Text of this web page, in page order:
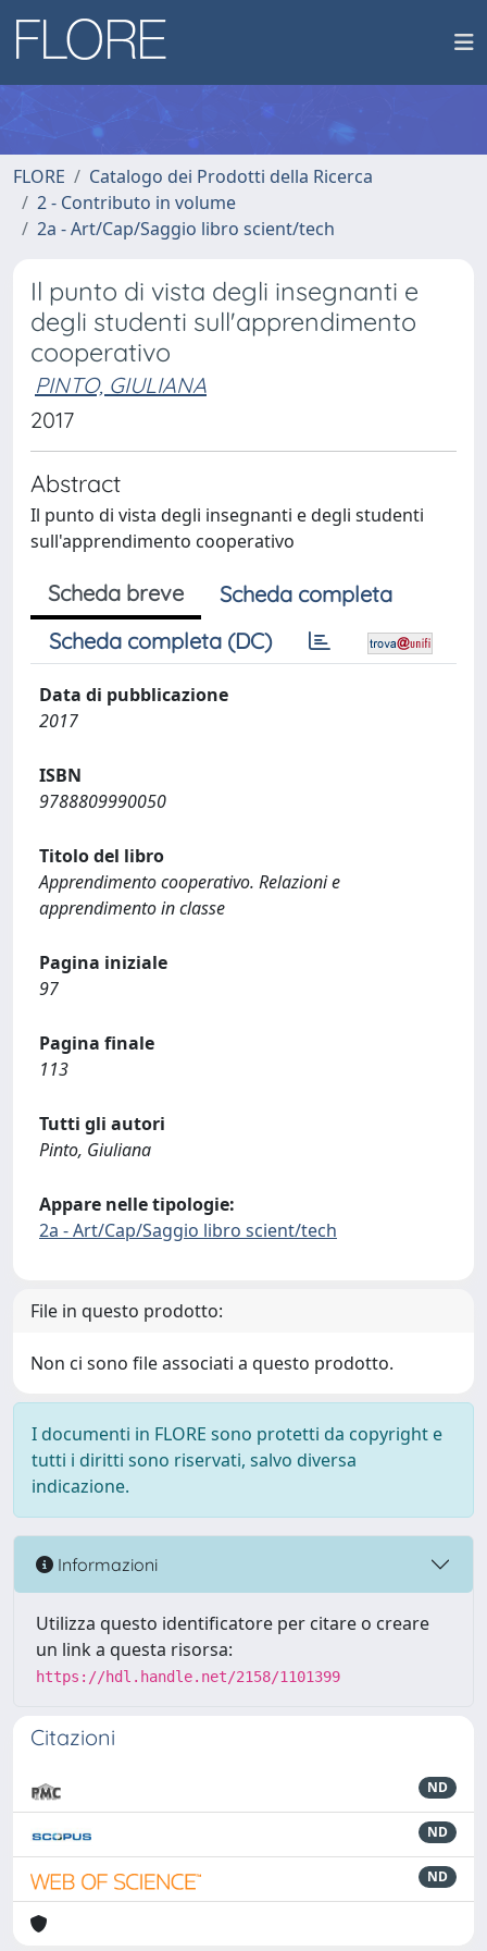
FLORE
Catalogo dei Prodotti della Ricerca
2 - Contributo in volume
2a - Art/Cap/Saggio libro scient/tech
Il punto di vista degli insegnanti e
degli studenti sull'apprendimento
cooperativo
PINTO, GIULIANA
2017
Abstract
Il punto di vista degli insegnanti e degli studenti
sull'apprendimento cooperativo
Scheda breve
Scheda completa
Scheda completa (DC)
Data di pubblicazione
2017
ISBN
9788809990050
Titolo del libro
Apprendimento cooperativo. Relazioni e
apprendimento in classe
Pagina iniziale
97
Pagina finale
113
Tutti gli autori
Pinto, Giuliana
Appare nelle tipologie:
2a - Art/Cap/Saggio libro scient/tech
File in questo prodotto:
Non ci sono file associati a questo prodotto.
I documenti in FLORE sono protetti da copyright e
tutti i diritti sono riservati, salvo diversa
indicazione.
Informazioni
Utilizza questo identificatore per citare o creare
un link a questa risorsa:
https://hdl.handle.net/2158/1101399
Citazioni
ND
ND
ND